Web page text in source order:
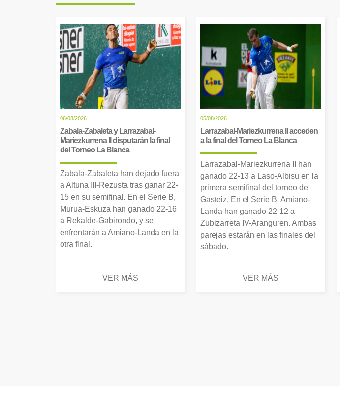
06/08/2026
Zabala-Zabaleta y Larrazabal-
Mariezkurrena II disputarán la final
del Torneo La Blanca
Zabala-Zabaleta han dejado fuera
a Altuna III-Rezusta tras ganar 22-
15 en su semifinal. En el Serie B,
Murua-Eskuza han ganado 22-16
a Rekalde-Gabirondo, y se
enfrentarán a Amiano-Landa en la
otra final.
VER MÁS
05/08/2026
Larrazabal-Mariezkurrena II acceden
a la final del Torneo La Blanca
Larrazabal-Mariezkurrena II han
ganado 22-13 a Laso-Albisu en la
primera semifinal del torneo de
Gasteiz. En el Serie B, Amiano-
Landa han ganado 22-12 a
Zubizarreta IV-Aranguren. Ambas
parejas estarán en las finales del
sábado.
VER MÁS